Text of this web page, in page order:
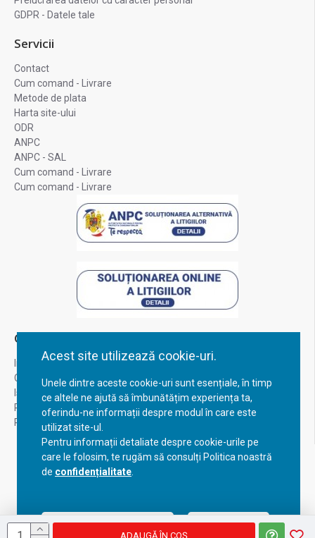
Acest site utilizează cookie-uri.
Unele dintre aceste cookie-uri sunt esențiale, în timp
ce altele ne ajută să îmbunătățim experiența ta,
oferindu-ne informații despre modul în care este
utilizat site-ul.
Pentru informații detaliate despre cookie-urile pe
care le folosim, te rugăm să consulți Politica noastră
de confidențialitate
Acceptă setările curente Configurează
ADAUGĂ ÎN COŞ
GDPR - Datele tale
Servicii
Contact
Cum comand - Livrare
Metode de plata
Harta site-ului
ODR
ANPC
ANPC - SAL
Cum comand - Livrare
Cum comand - Livrare
Contul Meu
Inregistrare
Contul meu
Istoric comenzi
Recuperare parola
Returnare produs